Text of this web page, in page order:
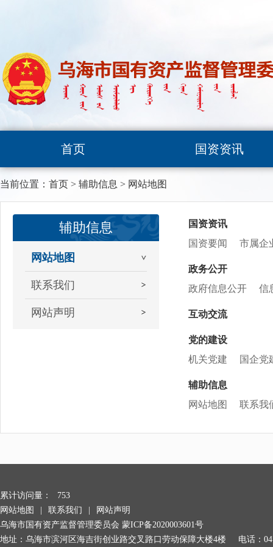
首页 国资资讯
当前位置： 首页 > 辅助信息 > 网站地图
辅助信息
网站地图
联系我们
网站声明
国资资讯
国资要闻
市属企
政务公开
政府信息公开
信
互动交流
党的建设
机关党建
国企党
辅助信息
网站地图
联系我
累计访问量：
753
网站地图
联系我们
网站声明
乌海市国有资产监督管理委员会 蒙ICP备2020003601号
地址：乌海市滨河区海吉街创业路交叉路口劳动保障大楼4楼
电话：